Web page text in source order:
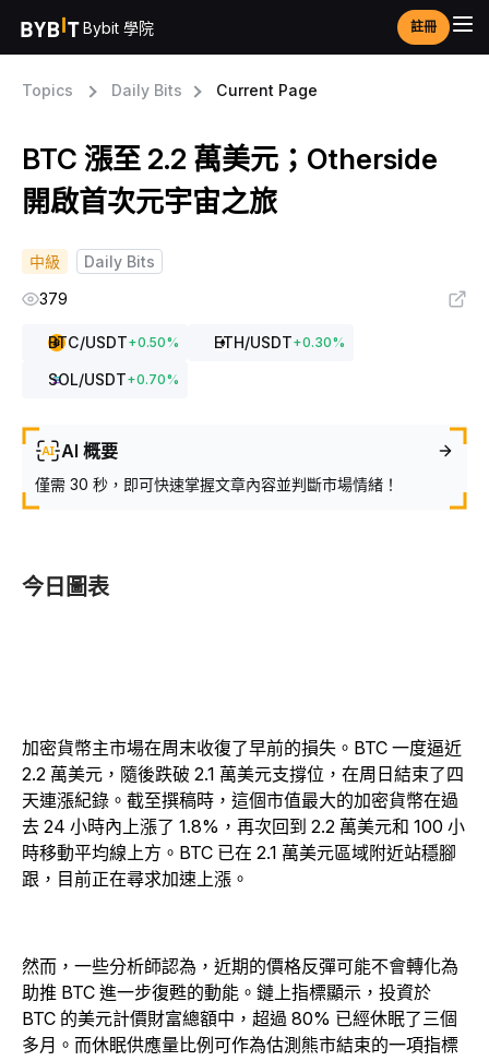
Bybit 學院 註冊
Topics Daily Bits Current Page
BTC 漲至 2.2 萬美元；Otherside
開啟首次元宇宙之旅
中級
Daily Bits
379
BTC/USDT+0.50% ETH/USDT+0.30%
SOL/USDT+0.70%
AI 概要
僅需 30 秒，即可快速掌握文章內容並判斷市場情緒！
今日圖表
加密貨幣主市場在周末收復了早前的損失。BTC 一度逼近
2.2 萬美元，隨後跌破 2.1 萬美元支撐位，在周日結束了四
天連漲紀錄。截至撰稿時，這個市值最大的加密貨幣在過
去 24 小時內上漲了 1.8%，再次回到 2.2 萬美元和 100 小
時移動平均線上方。BTC 已在 2.1 萬美元區域附近站穩腳
跟，目前正在尋求加速上漲。
然而，一些分析師認為，近期的價格反彈可能不會轉化為
助推 BTC 進一步復甦的動能。鏈上指標顯示，投資於
BTC 的美元計價財富總額中，超過 80% 已經休眠了三個
多月。而休眠供應量比例可作為估測熊市結束的一項指標